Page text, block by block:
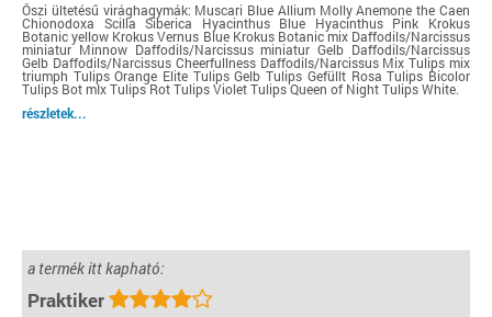
Őszi ültetésű virághagymák: Muscari Blue Allium Molly Anemone the Caen
Chionodoxa Scilla Siberica Hyacinthus Blue Hyacinthus Pink Krokus
Botanic yellow Krokus Vernus Blue Krokus Botanic mix Daffodils/Narcissus
miniatur Minnow Daffodils/Narcissus miniatur Gelb Daffodils/Narcissus
Gelb Daffodils/Narcissus Cheerfullness Daffodils/Narcissus Mix Tulips mix
triumph Tulips Orange Elite Tulips Gelb Tulips Gefüllt Rosa Tulips Bicolor
Tulips Bot mIx Tulips Rot Tulips Violet Tulips Queen of Night Tulips White.
részletek...
a termék itt kapható:
Praktiker